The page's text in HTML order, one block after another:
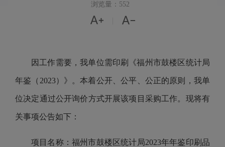
浏览量：552
 
因工作需要，我单位需印刷《福州市鼓楼区统计局
年鉴（2023）》。本着公开、公平、公正的原则，我单
位决定通过公开询价方式开展该项目采购工作。现将有
关事项公告如下：
项目名称：福州市鼓楼区统计局2023年年鉴印刷品